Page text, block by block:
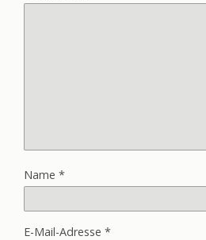
Name *
E-Mail-Adresse *